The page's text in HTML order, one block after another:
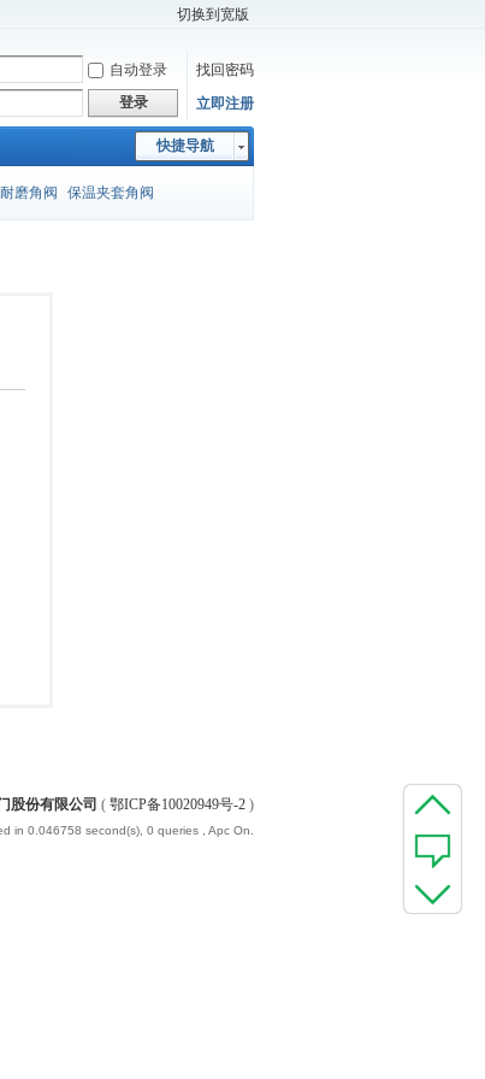
切换到宽版
自动登录
找回密码
登录 立即注册
快捷导航
耐磨角阀 保温夹套角阀
股份有限公司 ( 鄂ICP备10020949号-2 )
in 0.046758 second(s), 0 queries , Apc On.